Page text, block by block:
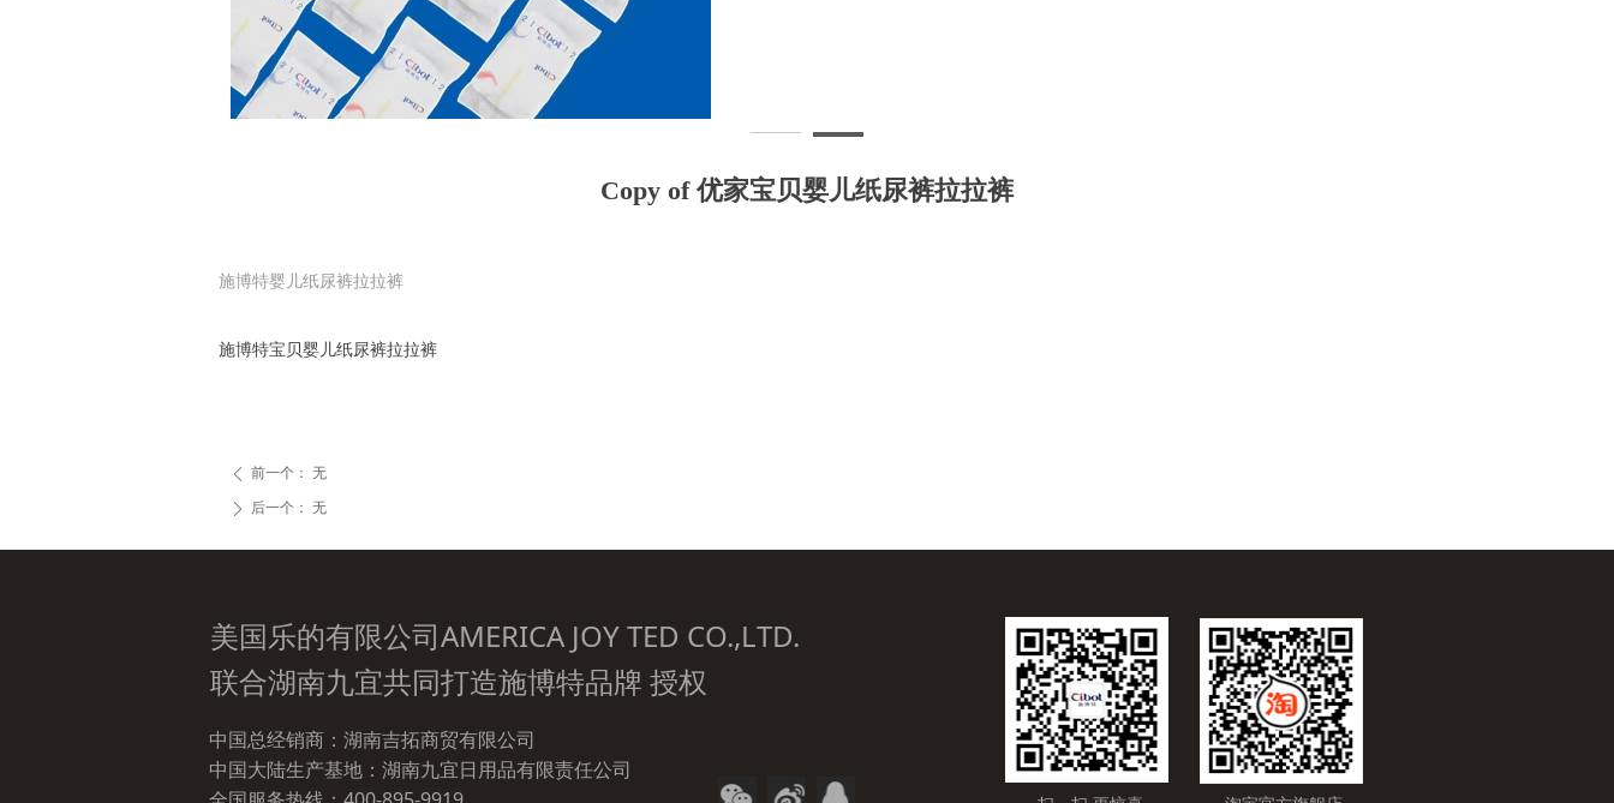
Copy of 优家宝贝婴儿纸尿裤拉拉裤
施博特婴儿纸尿裤拉拉裤
ꄴ 前一个： 无
ꄲ 后一个： 无
施博特宝贝婴儿纸尿裤拉拉裤
中国大陆生产基地：湖南九宜日用品有限责任公司
中国总经销商：湖南吉拓商贸有限公司
美国乐的有限公司AMERICA JOY TED CO.,LTD.
联合湖南九宜共同打造施博特品牌 授权